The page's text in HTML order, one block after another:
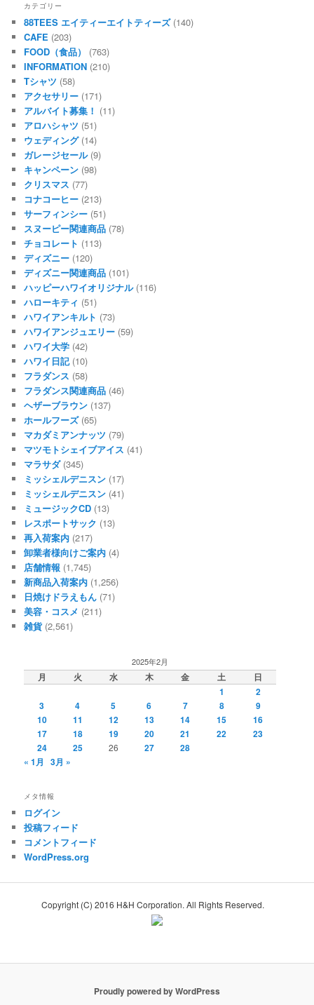
カテゴリー
88TEES エイティーエイトティーズ(140)
CAFE (203)
FOOD（食品）
(763)
INFORMATION (210)
Tシャツ (58)
アクセサリー (171)
アルバイト募集！ (11)
アロハシャツ (51)
ウェディング(14)
ガレージセール(9)
キャンペーン (98)
クリスマス (77)
コナコーヒー (213)
サーフィンシー (51)
スヌーピー関連商品 (78)
チョコレート (113)
ディズニー (120)
ディズニー関連商品 (101)
ハッピーハワイオリジナル(116)
ハローキティ (51)
ハワイアンキルト (73)
ハワイアンジュエリー (59)
ハワイ大学 (42)
ハワイ日記(10)
フラダンス (58)
フラダンス関連商品 (46)
ヘザーブラウン (137)
ホールフーズ(65)
マカダミアンナッツ (79)
マツモトシェイブアイス (41)
マラサダ(345)
ミッシェルデニスン (17)
ミッシェルデニスン (41)
ミュージックCD (13)
レスポートサック (13)
再入荷案内 (217)
卸業者様向けご案内 (4)
店舗情報 (1,745)
新商品入荷案内 (1,256)
日焼けドラえもん (71)
美容・コスメ (211)
雑貨(2,561)
2025年2月
月 火 水 木 金 土
日
1
2
3
4 5 6 7 8
9
10
11 12 13 14 15
16
17
18 19 20 21 22
23
24
25 26 27
28
« 1月
3月 »
メタ情報
ログイン
投稿フィード
コメントフィード
WordPress.org
Copyright (C) 2016 H&H Corporation. All Rights Reserved.
Proudly powered by WordPress